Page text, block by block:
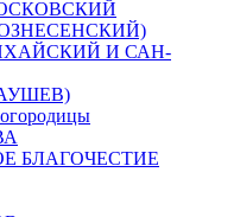
И САН-
БЛАГОЧЕСТИЕ